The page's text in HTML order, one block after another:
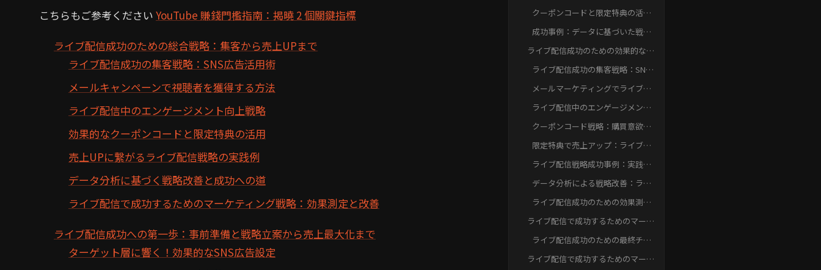
こちらもご参考ください YouTube 賺錢門檻指南：揭曉 2 個關鍵指標
ライブ配信成功のための総合戦略：集客から売上UPまで
ライブ配信成功の集客戦略：SNS広告活用術
メールキャンペーンで視聴者を獲得する方法
ライブ配信中のエンゲージメント向上戦略
効果的なクーポンコードと限定特典の活用
売上UPに繋がるライブ配信戦略の実践例
データ分析に基づく戦略改善と成功への道
ライブ配信で成功するためのマーケティング戦略：効果測定と改善
ライブ配信成功への第一歩：事前準備と戦略立案から売上最大化まで
ターゲット層に響く！効果的なSNS広告設定
ケーション
クーポンコードと限定特典の活
成功事例：データに基づいた戦略
ライブ配信成功のための効果的な施
ライブ配信成功の集客戦略：SNS
メールマーケティングでライブ配
ライブ配信中のエンゲージメン
クーポンコード戦略：購買意欲を
限定特典で売上アップ：ライブ配
ライブ配信戦略成功事例：実践的
データ分析による戦略改善：ライ
ライブ配信成功のための効果測
ライブ配信で成功するためのマーケ
ライブ配信成功のための最終チェ
ライブ配信で成功するためのマーケ